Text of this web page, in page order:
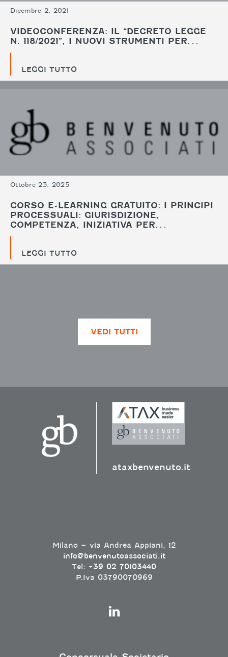
Dicembre 2, 2021
VIDEOCONFERENZA: IL “DECRETO LEGGE
N. 118/2021”, I NUOVI STRUMENTI PER…
LEGGI TUTTO
Ottobre 23, 2025
CORSO E-LEARNING GRATUITO: I PRINCIPI
PROCESSUALI: GIURISDIZIONE,
COMPETENZA, INIZIATIVA PER…
LEGGI TUTTO
VEDI TUTTI
ataxbenvenuto.it
Milano – via Andrea Appiani, 12
info@benvenutoassociati.it
Tel: +39 02 70103440
P.Iva 03790070969